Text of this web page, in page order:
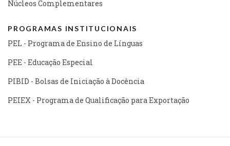
Núcleos Complementares
PROGRAMAS INSTITUCIONAIS
PEL - Programa de Ensino de Línguas
PEE - Educação Especial
PIBID - Bolsas de Iniciação à Docência
PEIEX - Programa de Qualificação para Exportação